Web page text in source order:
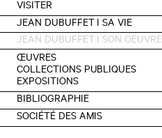
VISITER
JEAN DUBUFFET I SA VIE
JEAN DUBUFFET I SON OEUVRE
ŒUVRES
COLLECTIONS PUBLIQUES
EXPOSITIONS
BIBLIOGRAPHIE
SOCIÉTÉ DES AMIS